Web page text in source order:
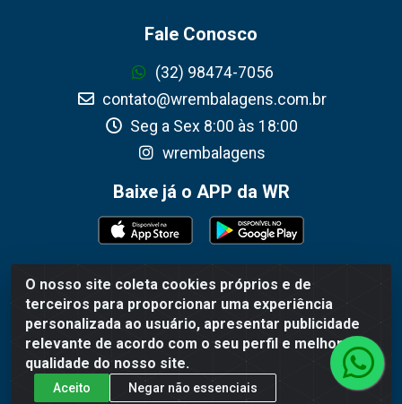
O nosso site coleta cookies próprios e de
terceiros para proporcionar uma experiência
personalizada ao usuário, apresentar publicidade
relevante de acordo com o seu perfil e melhorar a
qualidade do nosso site.
Aceito Negar não essenciais
Fale Conosco
(32) 98474-7056
contato@wrembalagens.com.br
Seg a Sex 8:00 às 18:00
wrembalagens
Baixe já o APP da WR
WR Embalagens - R. Cel. Teodoro Gomes de Araújo, 1360 -
Grogotó - Barbacena / MG - CEP 36202-628 - CNPJ
02.692.206/0001-55